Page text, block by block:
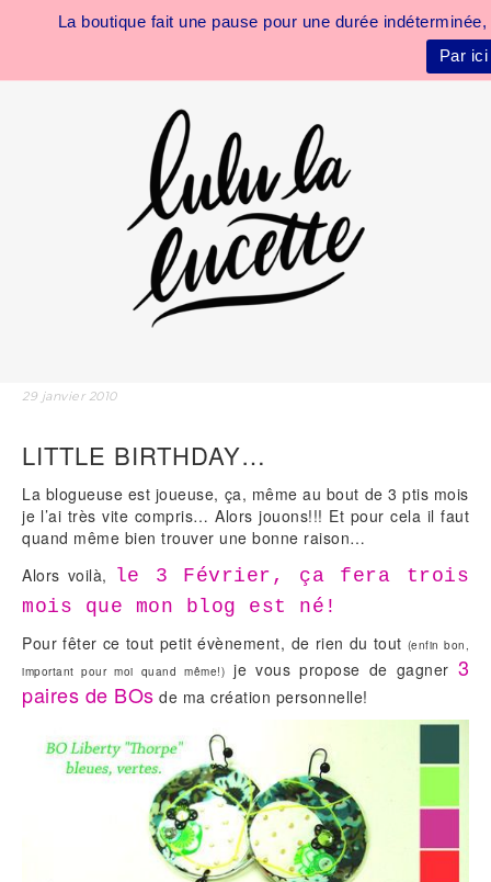
La boutique fait une pause pour une durée
Par
29 janvier 2010
LITTLE BIRTHDAY…
La blogueuse est joueuse, ça, même au bout de 3 ptis mois
je l’ai très vite compris… Alors jouons!!! Et pour cela il faut
quand même bien trouver une bonne raison…
Alors voilà, le 3 Février, ça fera trois
mois que mon blog est né!
Pour fêter ce tout petit évènement, de rien du tout (enfin bon,
important pour moi quand même!) je vous propose de gagner 3
paires de BOs de ma création personnelle!